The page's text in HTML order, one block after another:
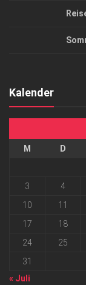
Kalender
M D
3
4
10
11
17
18
24
25
31
« Juli